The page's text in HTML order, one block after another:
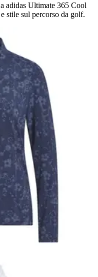
adidas Ultimate 365 Cool
stile sul percorso da golf.